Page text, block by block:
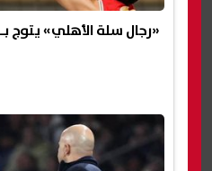
«رجال سلة الأهلي» يتوج